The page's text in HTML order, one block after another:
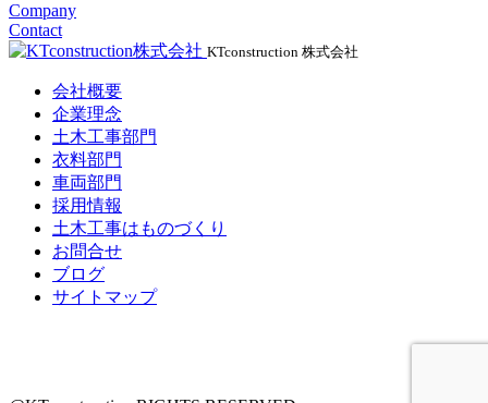
Company
Contact
KTconstruction 株式会社
会社概要
企業理念
土木工事部門
衣料部門
車両部門
採用情報
土木工事はものづくり
お問合せ
ブログ
サイトマップ